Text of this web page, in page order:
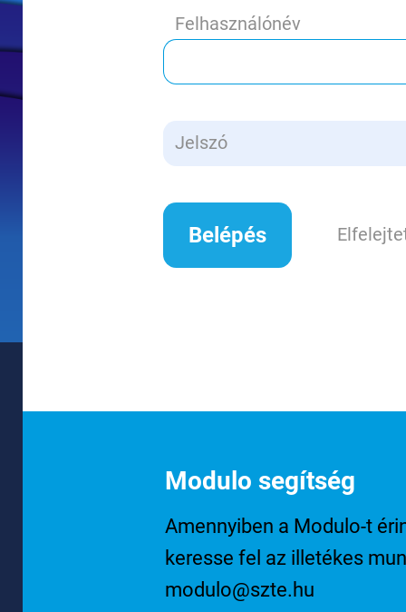
Felhasználónév
Jelszó
Modulo segítség
Amennyiben a Modulo-t
keresse fel az illetékes
modulo@szte.hu